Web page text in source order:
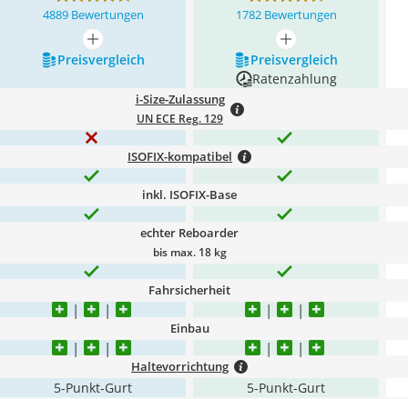
4889 Bewertungen 1782 Bewertungen
mehr anzeigen
mehr anzeigen
Preis­vergleich
Preis­vergleich
Ratenzahlung
i-Size-Zulassung
UN ECE Reg. 129
ISOFIX-kompatibel
inkl. ISOFIX-Base
echter Reboarder
bis max. 18 kg
Fahrsicherheit
Einbau
Haltevorrichtung
5-Punkt-Gurt 5-Punkt-Gurt